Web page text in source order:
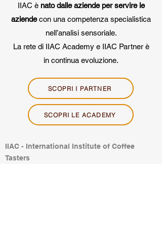
IIAC è nato dalle aziende per servire le
aziendecon una competenza specialistica
nell’analisi sensoriale.
La rete di IIAC Academy e IIAC Partner è
in continua evoluzione.
SCOPRI I PARTNER
SCOPRI LE ACADEMY
IIAC - International Institute of Coffee
Tasters